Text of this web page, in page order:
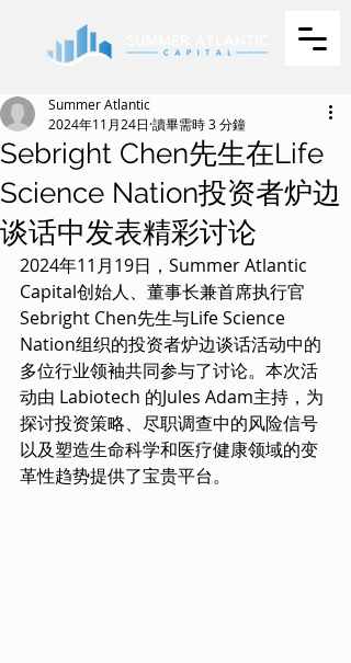
Sebright Chen先生在Life
Science Nation投资者炉边
谈话中发表精彩讨论
Summer Atlantic
2024年11月24日 讀畢需時 3 分鐘
2024年11月19日，Summer Atlantic
Capital创始人、董事长兼首席执行官
Sebright Chen先生与Life Science
Nation组织的投资者炉边谈话活动中的
多位行业领袖共同参与了讨论。本次活
动由 Labiotech 的Jules Adam主持，为
探讨投资策略、尽职调查中的风险信号
以及塑造生命科学和医疗健康领域的变
革性趋势提供了宝贵平台。